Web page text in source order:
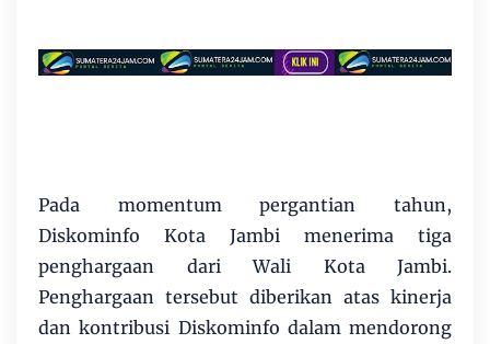
Pada momentum pergantian tahun,
Diskominfo Kota Jambi menerima tiga
penghargaan dari Wali Kota Jambi.
Penghargaan tersebut diberikan atas kinerja
dan kontribusi Diskominfo dalam mendorong